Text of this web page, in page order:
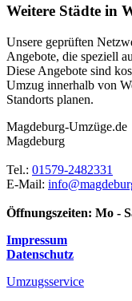
Weitere Städte in
Unsere geprüften
Angebote, die speziell
Diese Angebote sind
Umzug innerhalb von
Standorts planen.
Magdeburg-Umzüge.de
Magdeburg
Tel.: 01579-2482331
E-Mail:
Öffnungszeiten: Mo -
Impressum
Datenschutz
Umzugsservice